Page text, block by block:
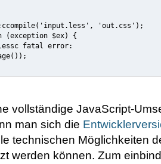
fatal error:
vollständige JavaScript-
man sich die
technischen Möglichkeiten
werden können. Zum